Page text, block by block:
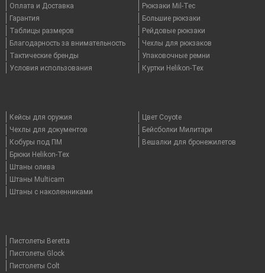
Оплата и Доставка
Гарантия
Таблицы размеров
Благодарность за внимательность
Тактические бренды
Условия использования
Рюкзаки Mil-Tec
Большие рюкзаки
Рейдовые рюкзаки
Чехлы для рюкзаков
Упаковочные ремни
Куртки Helikon-Tex
Кейсы для оружия
Чехлы для документов
Кобуры под ПМ
Брюки Helikon-Tex
Штаны олива
Штаны Multicam
Штаны с наколенниками
Цвет Coyote
Бейсболки Милитари
Вешалки для бронежилетов
Пистолеты Beretta
Пистолеты Glock
Пистолеты Colt